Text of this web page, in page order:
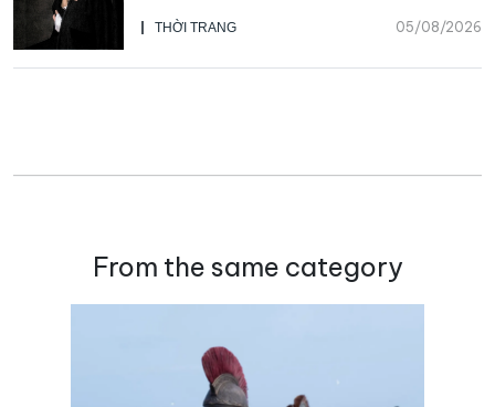
THỜI TRANG 05/08/2026
Galliano
From the same category